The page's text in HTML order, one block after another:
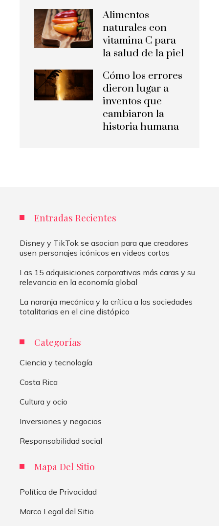
Alimentos
naturales con
vitamina C para
la salud de la piel
Cómo los errores
dieron lugar a
inventos que
cambiaron la
historia humana
Entradas Recientes
Disney y TikTok se asocian para que creadores
usen personajes icónicos en videos cortos
Las 15 adquisiciones corporativas más caras y su
relevancia en la economía global
La naranja mecánica y la crítica a las sociedades
totalitarias en el cine distópico
Categorías
Ciencia y tecnología
Costa Rica
Cultura y ocio
Inversiones y negocios
Responsabilidad social
Mapa Del Sitio
Política de Privacidad
Marco Legal del Sitio